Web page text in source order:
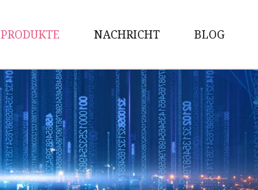
PRODUKTE
Branchensperre
Zubehör für Industrieschlösser
Nockenschloss
Scharnierverriegelung
Flugzeugsperre
NACHRICHT BLOG